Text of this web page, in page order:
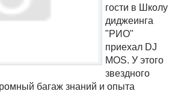
гости в Школу
диджеинга
"РИО"
приехал DJ
MOS. У этого
звездного
багаж знаний и опыта